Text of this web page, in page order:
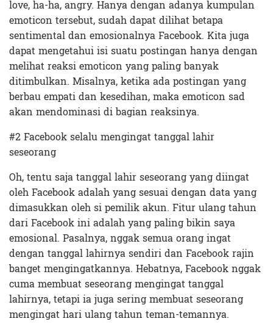
love, ha-ha, angry. Hanya dengan adanya kumpulan
emoticon tersebut, sudah dapat dilihat betapa
sentimental dan emosionalnya Facebook. Kita juga
dapat mengetahui isi suatu postingan hanya dengan
melihat reaksi emoticon yang paling banyak
ditimbulkan. Misalnya, ketika ada postingan yang
berbau empati dan kesedihan, maka emoticon sad
akan mendominasi di bagian reaksinya.
#2 Facebook selalu mengingat tanggal lahir
seseorang
Oh, tentu saja tanggal lahir seseorang yang diingat
oleh Facebook adalah yang sesuai dengan data yang
dimasukkan oleh si pemilik akun. Fitur ulang tahun
dari Facebook ini adalah yang paling bikin saya
emosional. Pasalnya, nggak semua orang ingat
dengan tanggal lahirnya sendiri dan Facebook rajin
banget mengingatkannya. Hebatnya, Facebook nggak
cuma membuat seseorang mengingat tanggal
lahirnya, tetapi ia juga sering membuat seseorang
mengingat hari ulang tahun teman-temannya.